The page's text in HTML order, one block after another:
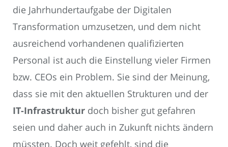
die Jahrhundertaufgabe der Digitalen
Transformation umzusetzen, und dem nicht
ausreichend vorhandenen qualifizierten
Personal ist auch die Einstellung vieler Firmen
bzw. CEOs ein Problem. Sie sind der Meinung,
dass sie mit den aktuellen Strukturen und der
IT-Infrastruktur doch bisher gut gefahren
seien und daher auch in Zukunft nichts ändern
müssten. Doch weit gefehlt, sind die